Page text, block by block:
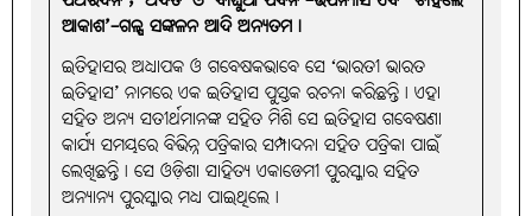
ଆକାଶ’-ଗଳ୍ପ ସଙ୍କଳନ ଆଦି ଅନ୍ୟତମ।
ଇତିହାସର ଅଧ୍ୟାପକ ଓ ଗବେଷକଭାବେ ସେ ‘ଭାରତୀ ଭାରତ
ଇତିହାସ’ ନାମରେ ଏକ ଇତିହାସ ପୁସ୍ତକ ରଚନା କରିଛନ୍ତି। ଏହା
ସହିତ ଅନ୍ୟ ସତୀର୍ଥମାନଙ୍କ ସହିତ ମିଶି ସେ ଇତିହାସ ଗବେଷଣା
କାର୍ଯ୍ୟ ସମୟରେ ବିଭିନ୍ନ ପତ୍ରିକାର ସମ୍ପାଦନା ସହିତ ପତ୍ରିକା ପାଇଁ
ଲେଖିଛନ୍ତି। ସେ ଓଡ଼ିଶା ସାହିତ୍ୟ ଏକାଡେମୀ ପୁରସ୍କାର ସହିତ
ଅନ୍ୟାନ୍ୟ ପୁରସ୍କାର ମଧ୍ୟ ପାଇଥିଲେ।